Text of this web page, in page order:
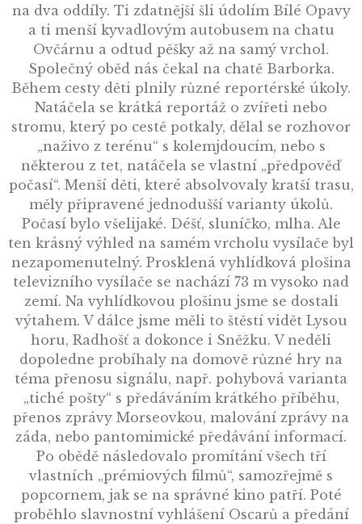
na dva oddíly. Ti zdatnější šli údolím Bílé Opavy
a ti menší kyvadlovým autobusem na chatu
Ovčárnu a odtud pěšky až na samý vrchol.
Společný oběd nás čekal na chatě Barborka.
Během cesty děti plnily různé reportérské úkoly.
Natáčela se krátká reportáž o zvířeti nebo
stromu, který po cestě potkaly, dělal se rozhovor
„naživo z terénu“ s kolemjdoucím, nebo s
některou z tet, natáčela se vlastní „předpověď
počasí“. Menší děti, které absolvovaly kratší trasu,
měly připravené jednodušší varianty úkolů.
Počasí bylo všelijaké. Déšť, sluníčko, mlha. Ale
ten krásný výhled na samém vrcholu vysílače byl
nezapomenutelný. Prosklená vyhlídková plošina
televizního vysílače se nachází 73 m vysoko nad
zemí. Na vyhlídkovou plošinu jsme se dostali
výtahem. V dálce jsme měli to štěstí vidět Lysou
horu, Radhošť a dokonce i Sněžku. V neděli
dopoledne probíhaly na domově různé hry na
téma přenosu signálu, např. pohybová varianta
„tiché pošty“ s předáváním krátkého příběhu,
přenos zprávy Morseovkou, malování zprávy na
záda, nebo pantomimické předávání informací.
Po obědě následovalo promítání všech tří
vlastních „prémiových filmů“, samozřejmě s
popcornem, jak se na správné kino patří. Poté
proběhlo slavnostní vyhlášení Oscarů a předání